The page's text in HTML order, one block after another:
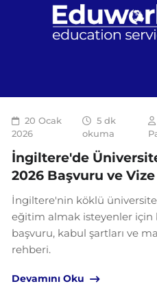
20 Ocak
2026
5 dk
okuma
İngiltere'de
2026 Başvuru ve
İngiltere'nin köklü
eğitim almak isteyenler için
başvuru, kabul şartları ve
rehberi.
Devamını Oku